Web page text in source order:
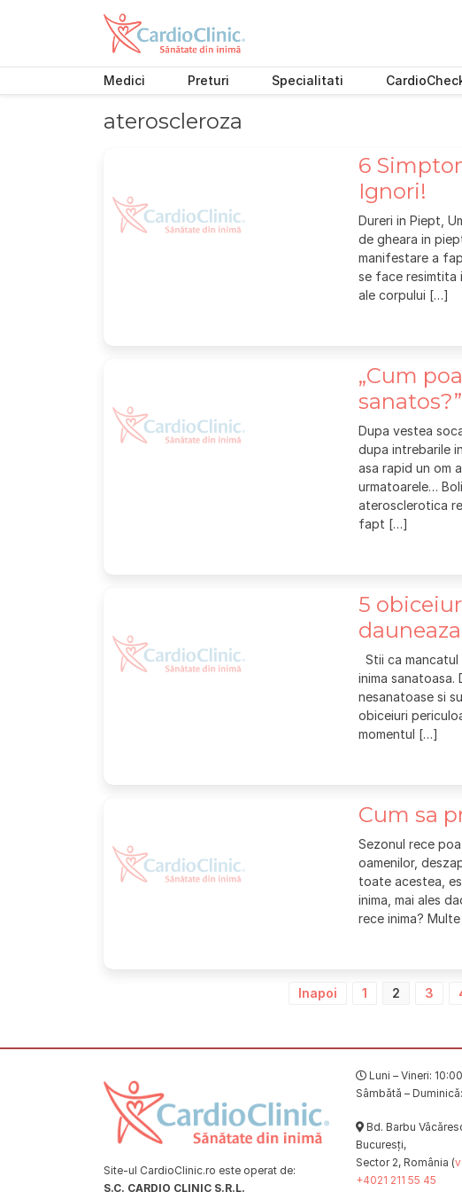
Medici Preturi Specialitati
ateroscleroza
6
Ignori!
Dureri in Piept,
de gheara in
manifestare a
se face resimtita
ale corpului […]
„Cum
sanatos?”
Dupa vestea
dupa intrebarile
asa rapid un om
urmatoarele…
aterosclerotica
fapt […]
5
Stii ca
inima
nesanatoase si
obiceiuri
momentul […]
Cum sa
Sezonul rece
oamenilor,
toate acestea,
inima, mai ales
rece inima?
Inapoi 1 2 3
Site-ul CardioClinic.ro este operat de:
S.C. CARDIO CLINIC S.R.L.
Luni – Vineri:
Sâmbătă –
Bd. Barbu
Bucuresți,
Sector 2, România (
+4021 211 55 45